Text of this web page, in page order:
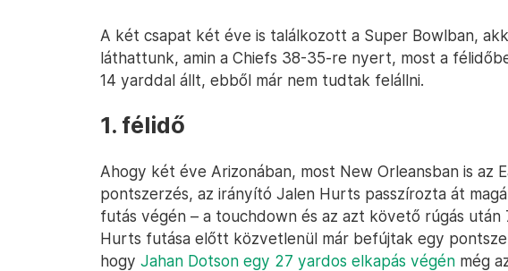
A két csapat két éve is találkozott a Super Bowlban,
láthattunk, amin a Chiefs 38-35-re nyert, most a
14 yarddal állt, ebből már nem tudtak felállni.
1. félidő
Ahogy két éve Arizonában, most New Orleansban is az
pontszerzés, az irányító Jalen Hurts passzírozta át
futás végén – a touchdown és az azt követő rúgás után
Hurts futása előtt közvetlenül már befújtak egy
hogy Jahan Dotson egy 27 yardos elkapás végén még